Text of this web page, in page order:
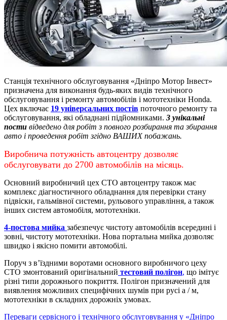
Станція технічного обслуговування «Дніпро Мотор Інвест»
призначена для виконання будь-яких видів технічного
обслуговування і ремонту автомобілів і мототехніки Honda.
Цех включає 19 універсальних постів поточного ремонту та
обслуговування, які обладнані підйомниками. 3 унікальні
пости відведено для робіт з повного розбирання та збирання
авто і проведення робіт згідно ВАШИХ побажань.
Виробнича потужність автоцентру дозволяє
обслуговувати до 2700 автомобілів на місяць.
Основний виробничий цех СТО автоцентру також має
комплекс діагностичного обладнання для перевірки стану
підвіски, гальмівної системи, рульового управління, а також
інших систем автомобіля, мототехніки.
4-постова мийка забезпечує чистоту автомобілів всередині і
зовні, чистоту мототехніки. Нова портальна мийка дозволяє
швидко і якісно помити автомобілі.
Поруч з в’їздними воротами основного виробничого цеху
СТО змонтований оригінальний тестовий полігон, що імітує
різні типи дорожнього покриття. Полігон призначений для
виявлення можливих специфічних шумів при русі а / м,
мототехніки в складних дорожніх умовах.
Переваги сервісного і технічного обслуговування у «Дніпро